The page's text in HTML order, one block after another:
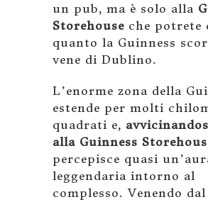
un pub, ma è solo alla
Storehouse che potrete
quanto la Guinness
vene di Dublino.
L’enorme zona della
estende per molti
quadrati e,
alla Guinness
percepisce quasi
leggendaria intorno al
complesso. Venendo